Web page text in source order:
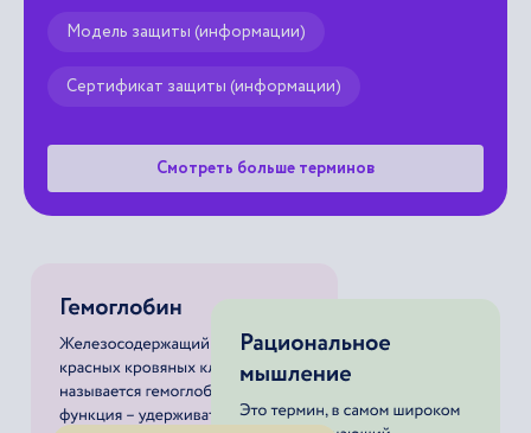
Модель защиты (информации)
Сертификат защиты (информации)
Смотреть больше терминов